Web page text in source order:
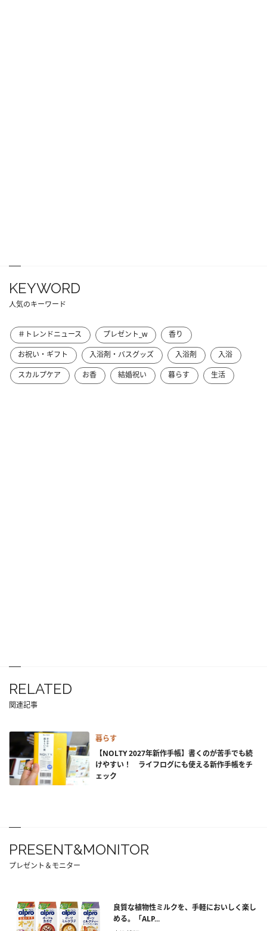
KEYWORD
人気のキーワード
＃トレンドニュース プレゼント_w
香り
お祝い・ギフト
入浴剤・バスグッズ 入浴剤
入浴
スカルプケア
お香 結婚祝い 暮らす 生活
RELATED
関連記事
暮らす
【NOLTY 2027年新作手帳】書くのが苦手でも続
けやすい！ ライフログにも使える新作手帳をチ
ェック
PRESENT&MONITOR
プレゼント＆モニター
良質な植物性ミルクを、手軽においしく楽し
める。「ALP...